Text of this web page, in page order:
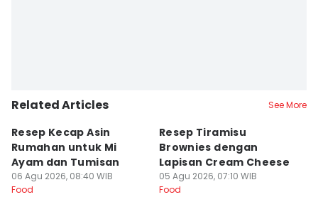
Related Articles See More
Resep Kecap Asin
Rumahan untuk Mi
Ayam dan Tumisan
06 Agu 2026, 08:40 WIB
Food
Resep Tiramisu
Brownies dengan
Lapisan Cream Cheese
05 Agu 2026, 07:10 WIB
Food